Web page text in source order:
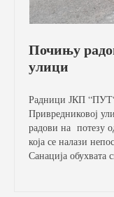
Поступак
Набавке на
примењује
Документа
Почињу
улици
Радници ЈКП “ПУТ“
Привредниковој
радови на потезу
која се налази
Санација обухвата